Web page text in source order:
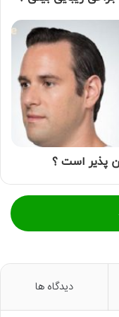
پذیر است ؟
دیدگاه ها